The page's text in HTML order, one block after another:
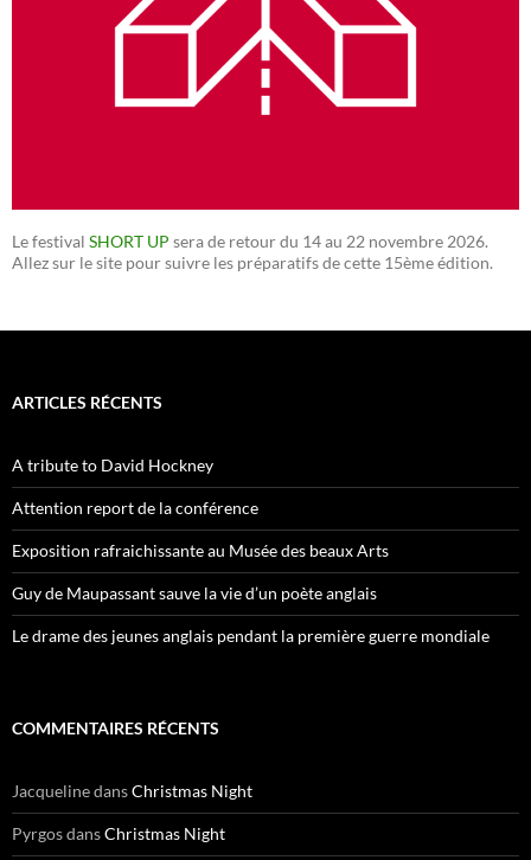
Le festival SHORT UP sera de retour du 14 au 22 novembre 2026.
Allez sur le site pour suivre les préparatifs de cette 15ème édition.
ARTICLES RÉCENTS
A tribute to David Hockney
Attention report de la conférence
Exposition rafraichissante au Musée des beaux Arts
Guy de Maupassant sauve la vie d’un poète anglais
Le drame des jeunes anglais pendant la première guerre mondiale
COMMENTAIRES RÉCENTS
JacquelinedansChristmas Night
PyrgosdansChristmas Night